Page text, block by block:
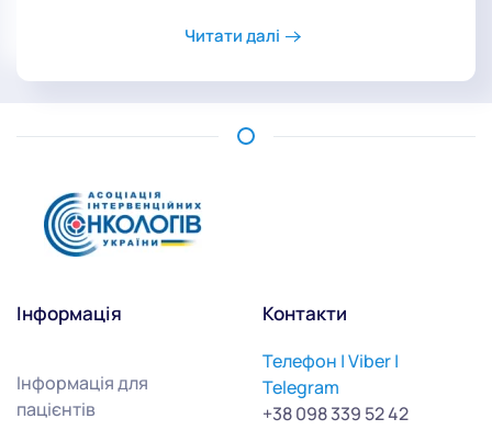
Читати далі
Інформація
Інформація для
пацієнтів
Контакти
Телефон | Viber |
Telegram
+38 098 339 52 42